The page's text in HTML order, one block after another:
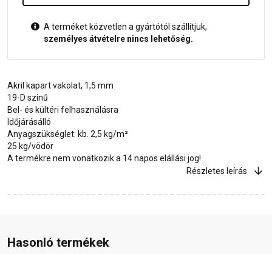
A terméket közvetlen a gyártótól szállítjuk,
személyes átvételre nincs lehetőség.
Akril kapart vakolat, 1,5 mm
19-D színű
Bel- és kültéri felhasználásra
Időjárásálló
Anyagszükséglet: kb. 2,5 kg/m²
25 kg/vödör
A termékre nem vonatkozik a 14 napos elállási jog!
Részletes leírás
Hasonló termékek